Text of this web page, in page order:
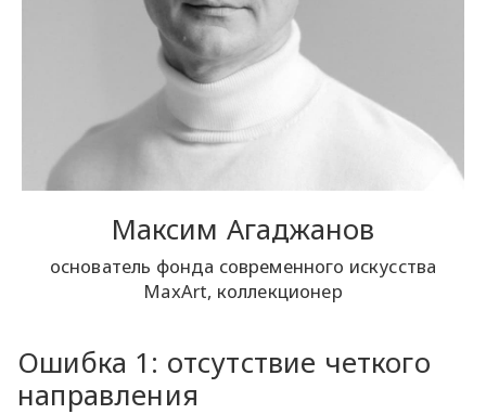
Максим Агаджанов
основатель фонда современного искусства
MaxArt, коллекционер
Ошибка 1: отсутствие четкого
направления